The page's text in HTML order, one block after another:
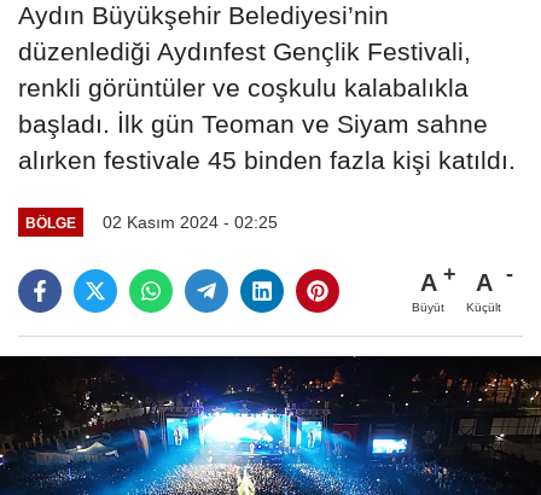
Aydın Büyükşehir Belediyesi’nin
düzenlediği Aydınfest Gençlik Festivali,
renkli görüntüler ve coşkulu kalabalıkla
başladı. İlk gün Teoman ve Siyam sahne
alırken festivale 45 binden fazla kişi katıldı.
BÖLGE 02 Kasım 2024 - 02:25
A
Büyüt
A
Küçült